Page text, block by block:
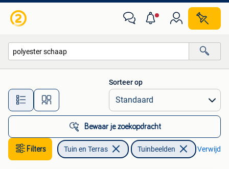
Alle afstanden…
Sorteer op
Bewaar je zoekopdracht
Filters Tuin en Terras Tuinbeelden Verwijder